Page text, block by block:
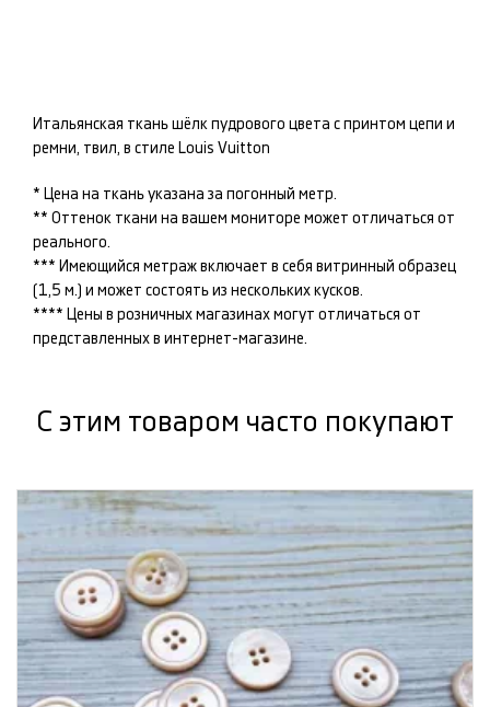
Итальянская ткань шёлк пудрового цвета с принтом цепи и
ремни, твил, в стиле Louis Vuitton
* Цена на ткань указана за погонный метр.
** Оттенок ткани на вашем мониторе может отличаться от
реального.
*** Имеющийся метраж включает в себя витринный образец
(1,5 м.) и может состоять из нескольких кусков.
**** Цены в розничных магазинах могут отличаться от
представленных в интернет-магазине.
С этим товаром часто покупают